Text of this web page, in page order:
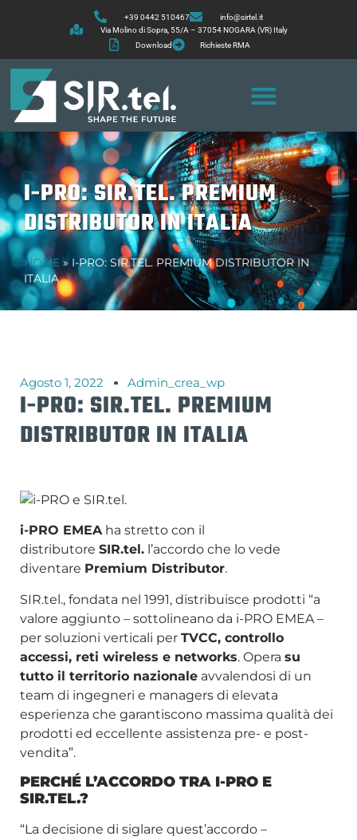
+39 0442 510467
info@sirtel.it
Via Molino di Sopra, 55/A – 37054 NOGARA (VR) Italy
Download
Richieste RMA
I-PRO: SIR.TEL. PREMIUM
DISTRIBUTOR IN ITALIA
HOME » I-PRO: SIR.TEL. PREMIUM DISTRIBUTOR IN
ITALIA
Agosto 1, 2022 Admin_crea_wp
I-PRO: SIR.TEL. PREMIUM
DISTRIBUTOR IN ITALIA
i-PRO EMEAha stretto con il
distributore SIR.tel. l’accordo che lo vede
diventare Premium Distributor.
SIR.tel., fondata nel 1991, distribuisce prodotti “a
valore aggiunto – sottolineano da i-PRO EMEA –
per soluzioni verticali per TVCC, controllo
accessi, reti wireless e networks. Opera su
tutto il territorio nazionale avvalendosi di un
team di ingegneri e managers di elevata
esperienza che garantiscono massima qualità dei
prodotti ed eccellente assistenza pre- e post-
vendita”.
PERCHÉ L’ACCORDO TRA I-PRO E
SIR.TEL.?
“La decisione di siglare quest’accordo –